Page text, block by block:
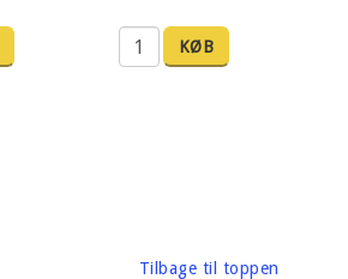
KØB
Tilbage til toppen